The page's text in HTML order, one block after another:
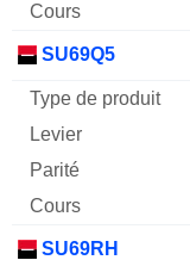
SU69Q5
SU69RH